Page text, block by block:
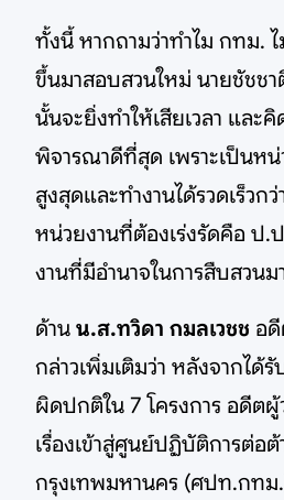
ทั้งนี้ หากถามว่าทำไม กทม.
ขึ้นมาสอบสวนใหม่ นายชัชชา
นั้นจะยิ่งทำให้เสียเวลา และ
พิจารณาดีที่สุด เพราะเป็นห
สูงสุดและทำงานได้รวดเร็ว
หน่วยงานที่ต้องเร่งรัดคือ ป.
งานที่มีอำนาจในการสืบสวน
ด้าน น.ส.ทวิดา กมลเวชช อ
กล่าวเพิ่มเติมว่า หลังจากได้รั
ผิดปกติใน 7 โครงการ อดีตผู้
เรื่องเข้าสู่ศูนย์ปฏิบัติการต่อ
กรุงเทพมหานคร (ศปท.กท